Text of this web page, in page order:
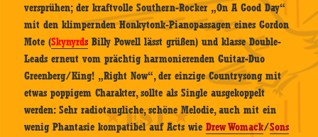
versprühen; der kraftvolle Southern-Rocker „On A Good Day“
mit den klimpernden Honkytonk-Pianopassagen eines Gordon
Mote (Skynyrds Billy Powell lässt grüßen) und klasse Double-
Leads erneut vom prächtig harmonierenden Guitar-Duo
Greenberg/King! „Right Now“, der einzige Countrysong mit
etwas poppigem Charakter, sollte als Single ausgekoppelt
werden: Sehr radiotaugliche, schöne Melodie, auch mit ein
wenig Phantasie kompatibel auf Acts wieDrew Womack/Sons